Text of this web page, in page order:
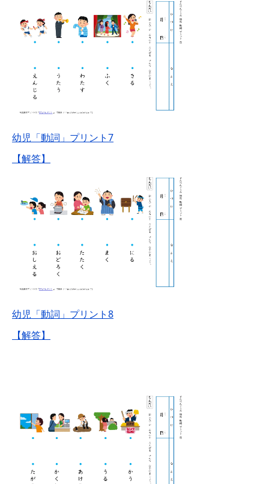
幼児「動詞」プリント7
【解答】
幼児「動詞」プリント8
【解答】